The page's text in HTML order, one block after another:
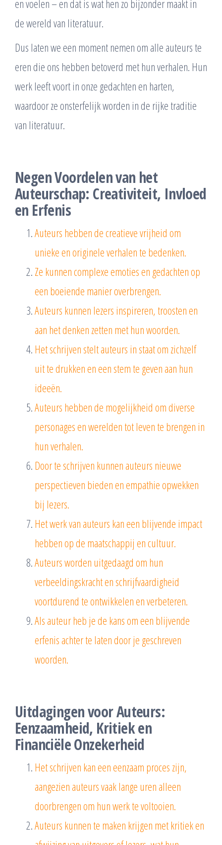
en voelen – en dat is wat hen zo bijzonder maakt in
de wereld van literatuur.
Dus laten we een moment nemen om alle auteurs te
eren die ons hebben betoverd met hun verhalen. Hun
werk leeft voort in onze gedachten en harten,
waardoor ze onsterfelijk worden in de rijke traditie
van literatuur.
Negen Voordelen van het
Auteurschap: Creativiteit, Invloed
en Erfenis
Auteurs hebben de creatieve vrijheid om
unieke en originele verhalen te bedenken.
Ze kunnen complexe emoties en gedachten op
een boeiende manier overbrengen.
Auteurs kunnen lezers inspireren, troosten en
aan het denken zetten met hun woorden.
Het schrijven stelt auteurs in staat om zichzelf
uit te drukken en een stem te geven aan hun
ideeën.
Auteurs hebben de mogelijkheid om diverse
personages en werelden tot leven te brengen in
hun verhalen.
Door te schrijven kunnen auteurs nieuwe
perspectieven bieden en empathie opwekken
bij lezers.
Het werk van auteurs kan een blijvende impact
hebben op de maatschappij en cultuur.
Auteurs worden uitgedaagd om hun
verbeeldingskracht en schrijfvaardigheid
voortdurend te ontwikkelen en verbeteren.
Als auteur heb je de kans om een blijvende
erfenis achter te laten door je geschreven
woorden.
Uitdagingen voor Auteurs:
Eenzaamheid, Kritiek en
Financiële Onzekerheid
Het schrijven kan een eenzaam proces zijn,
aangezien auteurs vaak lange uren alleen
doorbrengen om hun werk te voltooien.
Auteurs kunnen te maken krijgen met kritiek en